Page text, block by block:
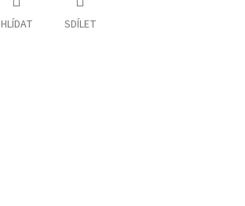
HLÍDAT SDÍLET